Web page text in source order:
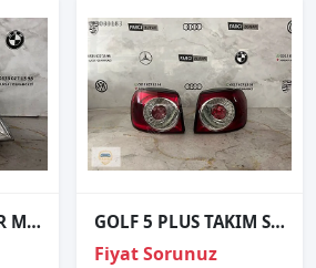
PASSAT B5 SAĞ FAR MERCEKLİ ORJİNAL GOLF 5 PLUS TAKIM STOP SÖKME ORJİNAL
Fiyat Sorunuz